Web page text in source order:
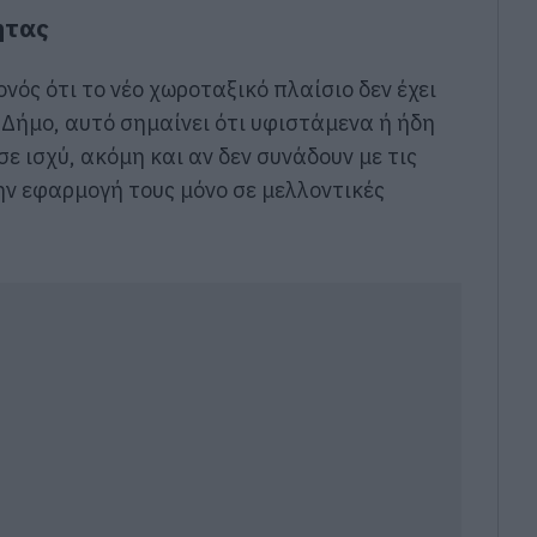
ότι το νέο χωροταξικό πλαίσιο δεν έχει
αυτό σημαίνει ότι υφιστάμενα ή ήδη
ισχύ, ακόμη και αν δεν συνάδουν με τις
εφαρμογή τους μόνο σε μελλοντικές